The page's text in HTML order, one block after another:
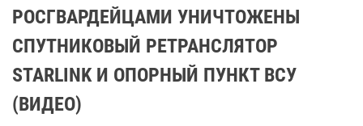
РОСГВАРДЕЙЦАМИ УНИЧТОЖЕНЫ
СПУТНИКОВЫЙ РЕТРАНСЛЯТОР
STARLINK И ОПОРНЫЙ ПУНКТ ВСУ
(ВИДЕО)